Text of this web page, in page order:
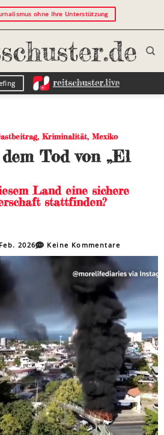
ohne Ihre Unterstützung
, Kriminalität, Mexiko
Tod von „El
Land eine sichere
stattfinden?
2026 Keine Kommentare